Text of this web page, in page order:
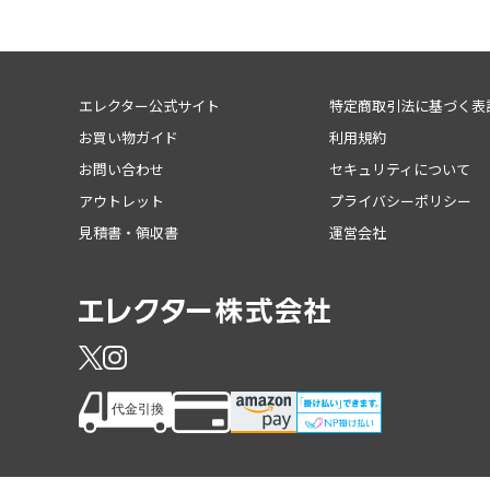
エレクター公式サイト
お買い物ガイド
お問い合わせ
アウトレット
見積書・領収書
特定商取引法に基づく表
利用規約
セキュリティについて
プライバシーポリシー
運営会社